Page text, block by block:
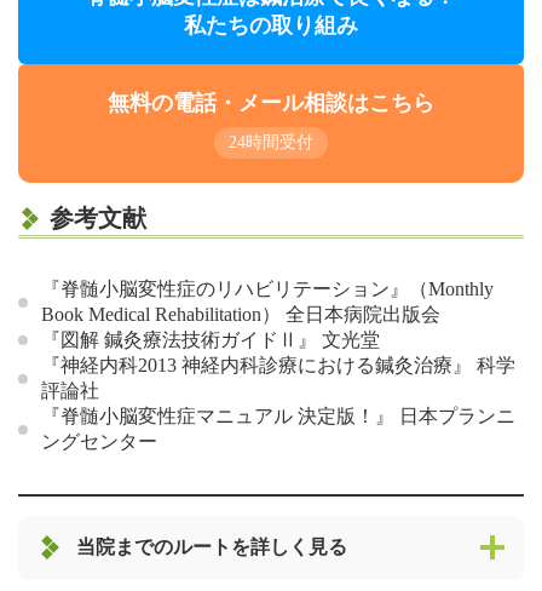
私たちの取り組み
無料の電話・メール相談はこちら
24時間受付
参考文献
『脊髄小脳変性症のリハビリテーション』（Monthly
Book Medical Rehabilitation） 全日本病院出版会
『図解 鍼灸療法技術ガイドⅡ』 文光堂
『神経内科2013 神経内科診療における鍼灸治療』 科学
評論社
『脊髄小脳変性症マニュアル 決定版！』 日本プランニ
ングセンター
当院までのルートを詳しく見る